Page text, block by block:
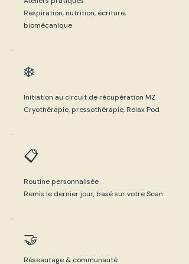
internationaux peuvent également
assister à l'édition québécoise avec
un accompagnement dédié.
SN
Sénégal
CI Cote
BF Burkina Faso
Respiration, nutrition, écriture,
biomécanique
❄️
Initiation au circuit de récupération MZ
Cryothérapie, pressothérapie, Relax Pod
📋
Routine personnalisée
Remis le dernier jour, basé sur votre Scan
🤝
Réseautage & communauté